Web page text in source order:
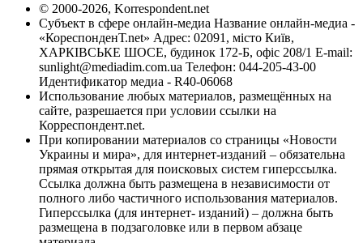
© 2000-2026, Korrespondent.net
Субъект в сфере онлайн-медиа Название онлайн-медиа -
«КореспонденТ.net» Адрес: 02091, місто Київ,
ХАРКІВСЬКЕ ШОСЕ, будинок 172-Б, офіс 208/1 E-mail:
sunlight@mediadim.com.ua Телефон: 044-205-43-00
Идентификатор медиа - R40-06068
Использование любых материалов, размещённых на
сайте, разрешается при условии ссылки на
Корреспондент.net.
При копировании материалов со страницы «Новости
Украины и мира», для интернет-изданий – обязательна
прямая открытая для поисковых систем гиперссылка.
Ссылка должна быть размещена в независимости от
полного либо частичного использования материалов.
Гиперссылка (для интернет- изданий) – должна быть
размещена в подзаголовке или в первом абзаце